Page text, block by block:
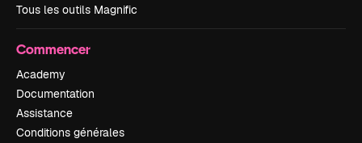
Tous les outils Magnific
Commencer
Academy
Documentation
Assistance
Conditions générales